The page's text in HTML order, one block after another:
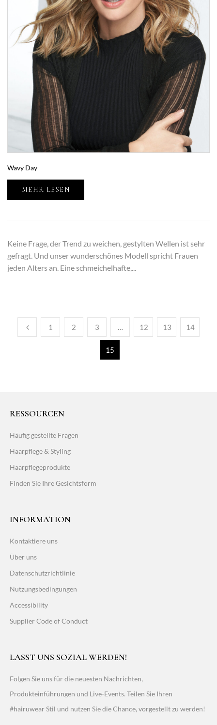
Wavy Day
MEHR LESEN
Keine Frage, der Trend zu weichen, gestylten Wellen ist sehr
gefragt. Und unser wunderschönes Modell spricht Frauen
jeden Alters an. Eine schmeichelhafte,...
1 2 3 … 12 13 14
15
RESSOURCEN
Häufig gestellte Fragen
Haarpflege & Styling
Haarpflegeprodukte
Finden Sie Ihre Gesichtsform
INFORMATION
Kontaktiere uns
Über uns
Datenschutzrichtlinie
Nutzungsbedingungen
Accessibility
Supplier Code of Conduct
LASST UNS SOZIAL WERDEN!
Folgen Sie uns für die neuesten Nachrichten,
Produkteinführungen und Live-Events. Teilen Sie Ihren
#hairuwear Stil und nutzen Sie die Chance, vorgestellt zu werden!